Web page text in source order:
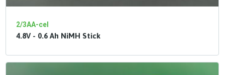
2/3AA-cel
4.8V - 0.6 Ah NiMH Stick